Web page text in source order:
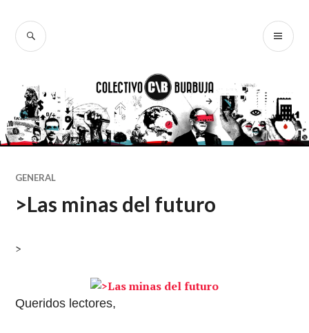
contenido
BUSCAR
GENERAL
>Las minas del futuro
>
Queridos lectores,